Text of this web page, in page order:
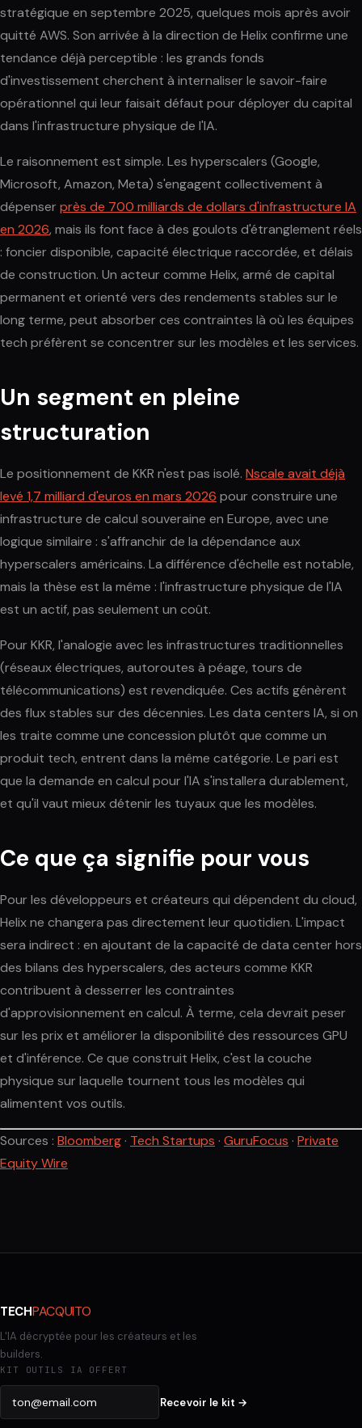
stratégique en septembre 2025, quelques mois après avoir
quitté AWS. Son arrivée à la direction de Helix confirme une
tendance déjà perceptible : les grands fonds
d'investissement cherchent à internaliser le savoir-faire
opérationnel qui leur faisait défaut pour déployer du capital
dans l'infrastructure physique de l'IA.
Le raisonnement est simple. Les hyperscalers (Google,
Microsoft, Amazon, Meta) s'engagent collectivement à
dépenserprès de 700 milliards de dollars d'infrastructure IA
en 2026, mais ils font face à des goulots d'étranglement réels
: foncier disponible, capacité électrique raccordée, et délais
de construction. Un acteur comme Helix, armé de capital
permanent et orienté vers des rendements stables sur le
long terme, peut absorber ces contraintes là où les équipes
tech préfèrent se concentrer sur les modèles et les services.
Un segment en pleine
structuration
Le positionnement de KKR n'est pas isolé. Nscale avait déjà
levé 1,7 milliard d'euros en mars 2026 pour construire une
infrastructure de calcul souveraine en Europe, avec une
logique similaire : s'affranchir de la dépendance aux
hyperscalers américains. La différence d'échelle est notable,
mais la thèse est la même : l'infrastructure physique de l'IA
est un actif, pas seulement un coût.
Pour KKR, l'analogie avec les infrastructures traditionnelles
(réseaux électriques, autoroutes à péage, tours de
télécommunications) est revendiquée. Ces actifs génèrent
des flux stables sur des décennies. Les data centers IA, si on
les traite comme une concession plutôt que comme un
produit tech, entrent dans la même catégorie. Le pari est
que la demande en calcul pour l'IA s'installera durablement,
et qu'il vaut mieux détenir les tuyaux que les modèles.
Ce que ça signifie pour vous
Pour les développeurs et créateurs qui dépendent du cloud,
Helix ne changera pas directement leur quotidien. L'impact
sera indirect : en ajoutant de la capacité de data center hors
des bilans des hyperscalers, des acteurs comme KKR
contribuent à desserrer les contraintes
d'approvisionnement en calcul. À terme, cela devrait peser
sur les prix et améliorer la disponibilité des ressources GPU
et d'inférence. Ce que construit Helix, c'est la couche
physique sur laquelle tournent tous les modèles qui
alimentent vos outils.
Sources : Bloomberg · Tech Startups · GuruFocus · Private
Equity Wire
TECHPACQUITO
L'IA décryptée pour les créateurs et les
builders.
KIT OUTILS IA OFFERT
Recevoir le kit →